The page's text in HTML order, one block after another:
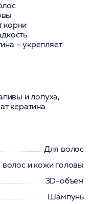
корни
– укрепляет
и лопуха,
кератина.
Для волос
волос и кожи головы
3D-объем
Шампунь